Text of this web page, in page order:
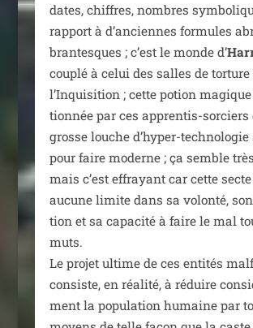
dates, chiffres, nombres
rap­port à d’anciennes for­mules
bran­tesques ; c’est le monde d’
cou­plé à celui des salles de tor­ture
l’Inquisition ; cette potion
tion­née par ces appren­tis-sor­ciers
grosse louche d’hyper-
pour faire moderne ; ça semble
mais c’est effrayant car cette secte
aucune limite dans sa volon­té,
tion et sa capa­ci­té à faire le mal
muts.
Le pro­jet ultime de ces enti­tés
consiste, en réa­li­té, à réduire
ment la popu­la­tion humaine par